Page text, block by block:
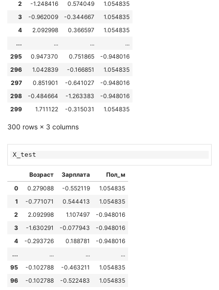
2
-1.248416 0.574049
1.054835
3
-0.962009 -0.344667
1.054835
4
2.092998 0.366597
1.054835
...
... ...
...
295
0.947370 0.751865
-0.948016
296
1.042839 -0.166851
1.054835
297
0.851901 -0.641027
-0.948016
298
-0.484664 -1.263383
-0.948016
299
1.711122 -0.315031 1.054835
300 rows × 3 columns
X_test
Возраст Зарплата
Пол_м
0
0.279088 -0.552119
1.054835
1
-0.771071 0.544413
1.054835
2
2.092998 1.107497
-0.948016
3
-1.630291 -0.077943
-0.948016
4
-0.293726 0.188781
-0.948016
...
... ...
...
95
-0.102788 -0.463211
1.054835
96
-0.102788 -0.522483 1.054835